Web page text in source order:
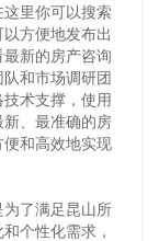
里你可以搜索
方便地发布出
新的房产咨询
和市场调研团
术支撑，使用
新、最准确的房
和高效地实现
了满足昆山所
个性化需求，